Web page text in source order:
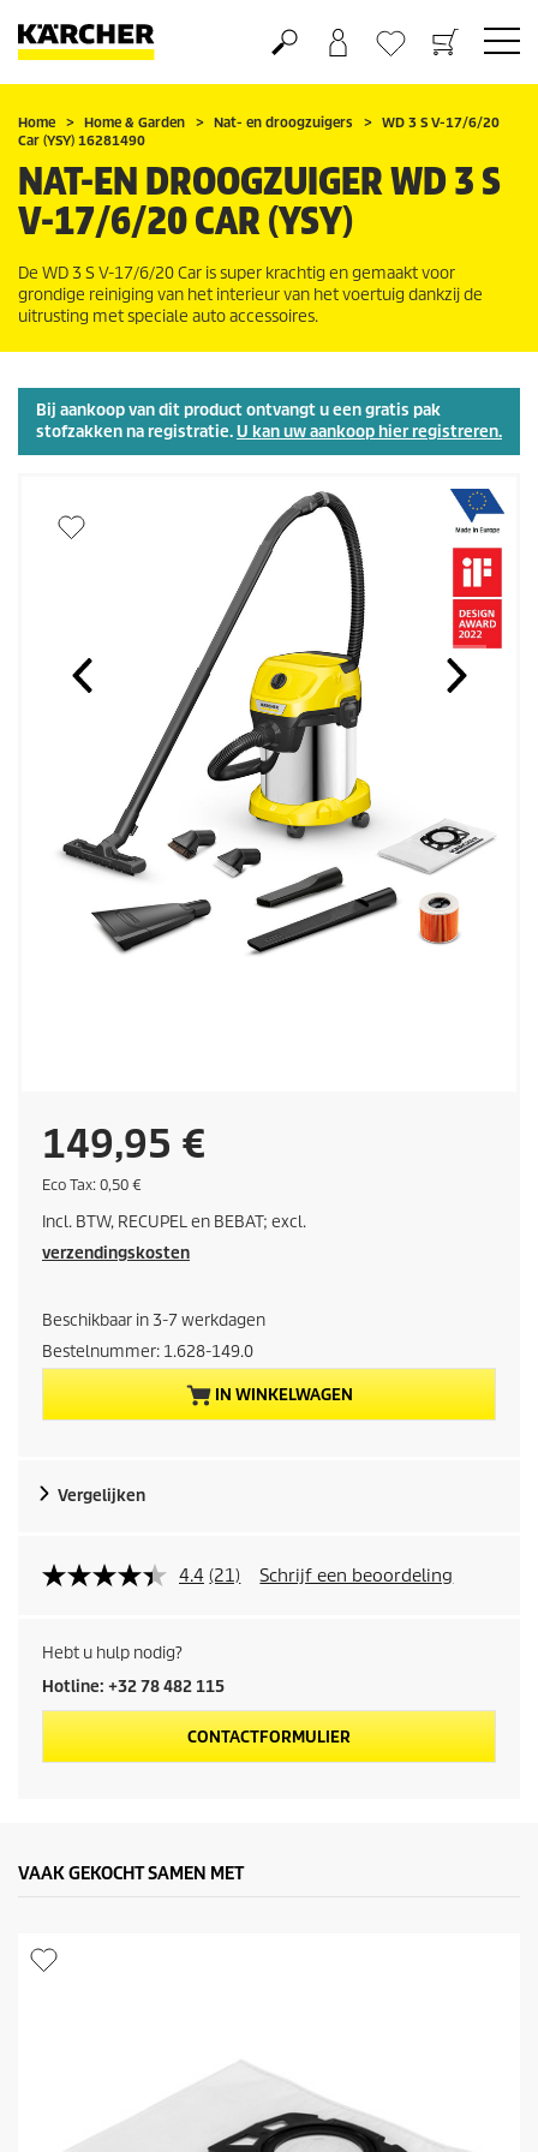
Boodschappenmandje
Verlanglijstje
Home Home & Garden Nat- en droogzuigers
WD 3 S V-17/6/20
Car (YSY) 16281490
NAT-EN DROOGZUIGER WD 3 S
V-17/6/20 CAR (YSY)
De WD 3 S V-17/6/20 Car is super krachtig en gemaakt voor
grondige reiniging van het interieur van het voertuig dankzij de
uitrusting met speciale auto accessoires.
Bij aankoop van dit product ontvangt u een gratis pak
stofzakken na registratie.U kan uw aankoop hier registreren.
H
u
i
i
g
p
o
d
u
c
r
j
149,95 €
E
o
t
a
Eco Tax: 0,50 €
Incl. BTW, RECUPEL en BEBAT; excl.
verzendingskosten
Beschikbaar in 3-7 werkdagen
Bestelnummer: 1.628-149.0
IN WINKELWAGEN
Vergelijken
4.4 (21) Schrijf een beoordeling
Hebt u hulp nodig?
Hotline: +32 78 482 115
CONTACTFORMULIER
VAAK GEKOCHT SAMEN MET